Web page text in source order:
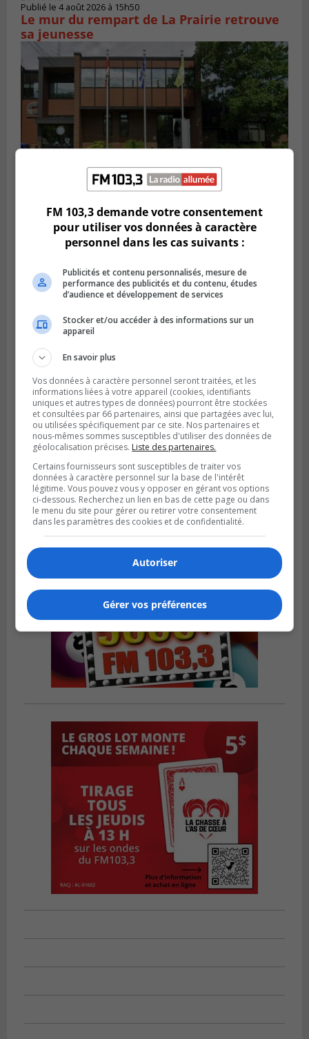
Publié le 4 août 2026 à 15h50
Le mur du rempart de La Prairie retrouve
sa jeunesse
SAINT-CONSTANT
Publié le 4 août 2026 à 14h02
Saint-Constant signe une nouvelle
convention pour le bien de la population
SAINT-LAMBERT
Publié le 4 août 2026 à 12h00
Une conseillère de Saint-Lambert craint le
développement de MET
FM 103,3 demande votre consentement
pour utiliser vos données à caractère
personnel dans les cas suivants :
Publicités et contenu personnalisés, mesure de
performance des publicités et du contenu, études
d’audience et développement de services
Stocker et/ou accéder à des informations sur un
appareil
En savoir plus
Vos données à caractère personnel seront traitées, et les
informations liées à votre appareil (cookies, identifiants
uniques et autres types de données) pourront être stockées
et consultées par 66 partenaires, ainsi que partagées avec lui,
ou utilisées spécifiquement par ce site. Nos partenaires et
nous-mêmes sommes susceptibles d'utiliser des données de
géolocalisation précises. Liste des partenaires.
Certains fournisseurs sont susceptibles de traiter vos
données à caractère personnel sur la base de l'intérêt
légitime. Vous pouvez vous y opposer en gérant vos options
ci-dessous. Recherchez un lien en bas de cette page ou dans
le menu du site pour gérer ou retirer votre consentement
dans les paramètres des cookies et de confidentialité.
Autoriser
Gérer vos préférences